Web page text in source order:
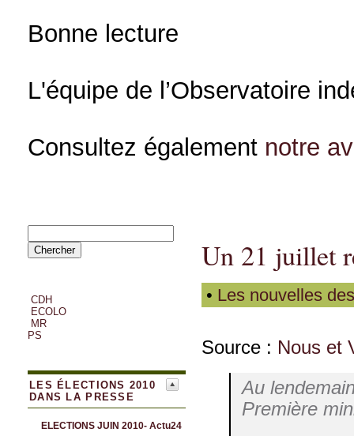
Bonne lecture
L'équipe de l’Observatoire
Consultez également notre
CDH
ECOLO
MR
PS
LES ÉLECTIONS 2010
DANS LA PRESSE
ELECTIONS JUIN 2010- Actu24
Un 21 juillet
• Les nouvelles
Source : Nous et
Au
Première